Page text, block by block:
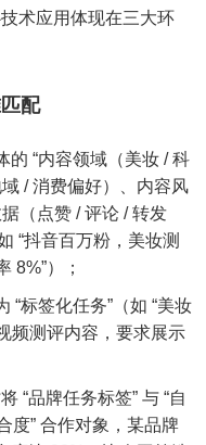
术应用体现在三大环
配
的 “内容领域（美妆 / 科
/ 消费偏好）、内容风
（点赞 / 评论 / 转发
“抖音百万粉，美妆测
8%”）；
“标签化任务”（如 “美妆
频测评内容，要求展示
“品牌任务标签” 与 “自
度” 合作对象，某品牌